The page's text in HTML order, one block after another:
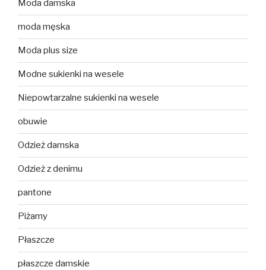
Moda damska
moda męska
Moda plus size
Modne sukienki na wesele
Niepowtarzalne sukienki na wesele
obuwie
Odzież damska
Odzież z denimu
pantone
Piżamy
Płaszcze
płaszcze damskie